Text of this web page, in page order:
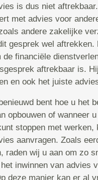
is dus niet
met advies voor
andere zakelijke
gesprek wel aftrekken.
de financiële
aftrekbaar is.
en ook het juiste
bent hoe u het
opbouwen of wanneer
stoppen met werken,
aanvragen. Zoals
raden wij u aan om zo
inwinnen van advies
deze manier kan er al